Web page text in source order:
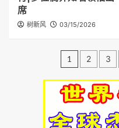
席
树新风 03/15/2026
文
章
分
頁
1 2 3